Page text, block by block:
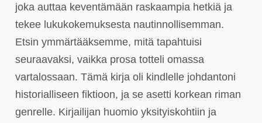
joka auttaa keventämään raskaampia hetkiä ja
tekee lukukokemuksesta nautinnollisemman.
Etsin ymmärtääksemme, mitä tapahtuisi
seuraavaksi, vaikka prosa totteli omassa
vartalossaan. Tämä kirja oli kindlelle johdantoni
historialliseen fiktioon, ja se asetti korkean riman
genrelle. Kirjailijan huomio yksityiskohtiin ja